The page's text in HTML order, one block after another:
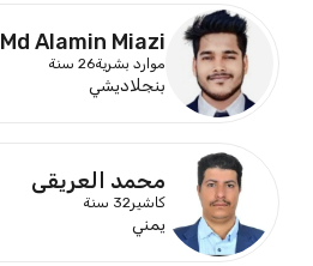
Md Alamin Miazi
موارد بشرية26 سنة
بنجلاديشي
محمد العريقي
كاشير32 سنة
يمني